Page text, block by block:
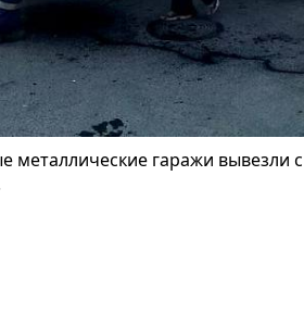
металлические гаражи вывезли